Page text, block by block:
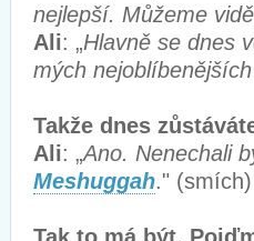
nejlepší. Můžeme
Ali: „Hlavně se dnes
mých
Takže dnes
Ali: „Ano. Nenechali
Meshuggah." (smích)